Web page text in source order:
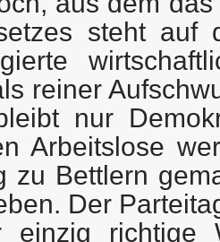
steht auf
reiner
nur
Arbeitslose
zu Bettlern
Der
einzig richtige